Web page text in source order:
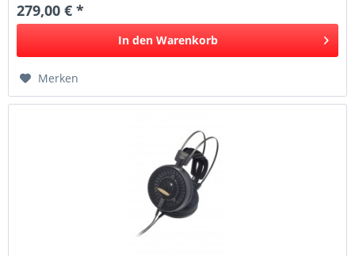
279,00 € *
In den Warenkorb
Merken